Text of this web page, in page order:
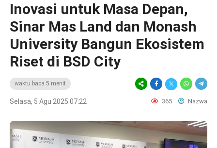
Inovasi untuk Masa Depan,
Sinar Mas Land dan Monash
University Bangun Ekosistem
Riset di BSD City
waktu baca 5 menit
Selasa, 5 Agu 2025 07:22 365 Nazwa